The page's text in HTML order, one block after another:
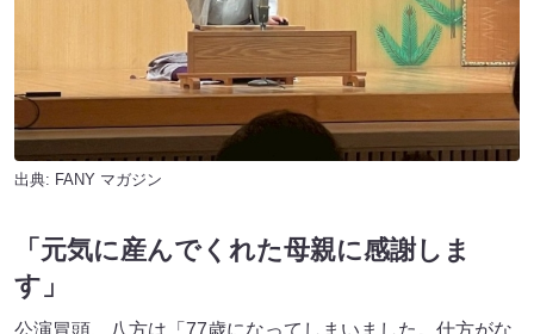
「喜寿とは、もともと“77歳まで生かせていただきました。
皆さまのおかげです”と、まわりの人にお礼を伝えるものだ
そうで、本来ならば入場無料、手土産もお渡ししなければ
なりません。でも、それでは皆さまが手ぶらではダメだろ
うとなりますので、ここはひとつ“相殺”で」
そして、「元気に産んでくれた母親に感謝します。命の続
く限りがんばっていきたい。私にとっては皆さまがお医者